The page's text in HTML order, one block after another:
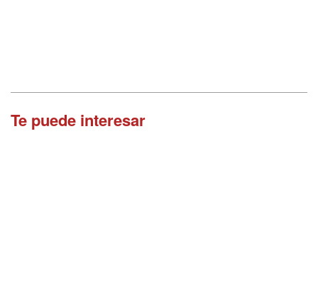
Te puede interesar